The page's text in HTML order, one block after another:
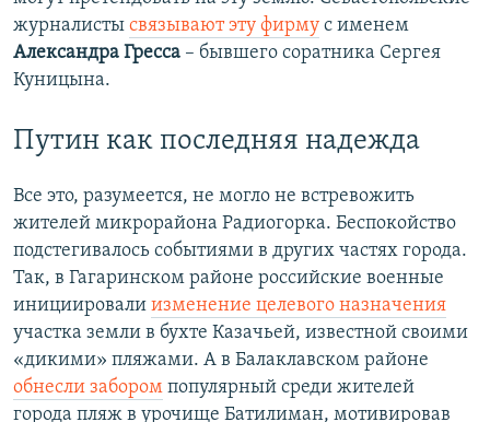
журналисты связывают эту фирму с именем
Александра Гресса – бывшего соратника Сергея
Куницына.
Путин как последняя надежда
Все это, разумеется, не могло не встревожить
жителей микрорайона Радиогорка. Беспокойство
подстегивалось событиями в других частях города.
Так, в Гагаринском районе российские военные
инициировали изменение целевого назначения
участка земли в бухте Казачьей, известной своими
«дикими» пляжами. А в Балаклавском районе
обнесли забором популярный среди жителей
города пляж в урочище Батилиман, мотивировав